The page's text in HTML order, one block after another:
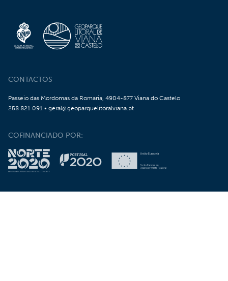
CONTACTOS
Passeio das Mordomas da Romaria, 4904-877 Viana do Castelo
258 821 091 • geral@geoparquelitoralviana.pt
COFINANCIADO POR: